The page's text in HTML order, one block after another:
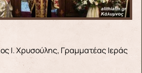
Ι. Χρυσούλης, Γραμματέας Ιεράς